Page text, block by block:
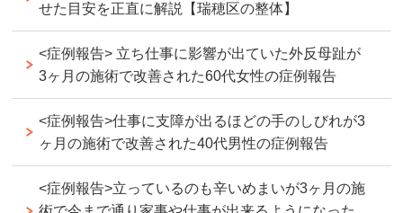
せた目安を正直に解説【瑞穂区の整体】
<症例報告> 立ち仕事に影響が出ていた外反母趾が
3ヶ月の施術で改善された60代女性の症例報告
<症例報告>仕事に支障が出るほどの手のしびれが3
ヶ月の施術で改善された40代男性の症例報告
<症例報告>立っているのも辛いめまいが3ヶ月の施